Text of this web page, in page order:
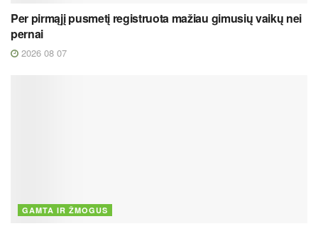
Per pirmąjį pusmetį registruota mažiau gimusių vaikų nei
pernai
2026 08 07
GAMTA IR ŽMOGUS